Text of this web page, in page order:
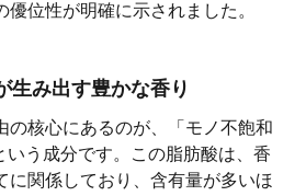
位性が明確に示されました。
生み出す豊かな香り
の核心にあるのが、「モノ不飽和
いう成分です。この脂肪酸は、香
に関係しており、含有量が多いほ